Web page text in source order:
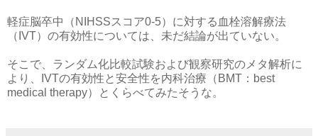
軽症脳卒中（NIHSSスコア0-5）に対する血栓溶解療法
（IVT）の有効性については、未だ結論が出ていない。
そこで、ランダム化比較試験および観察研究のメタ解析に
より、IVTの有効性と安全性を内科治療（BMT：best
medical therapy）とくらべてみたそうな。